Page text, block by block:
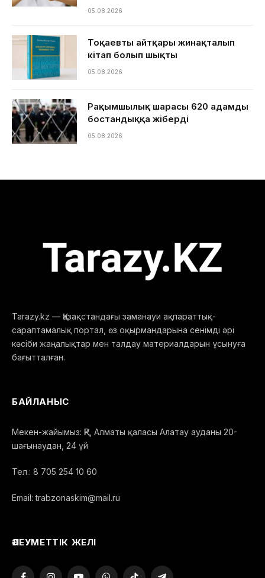
05.08.2026
Тоқаевтың айтқары жинақталып
кітап болып шықты
05.08.2026
Рақымшылық шарасы 620 адамды
бостандыққа жіберді
05.08.2026
Tarazy.kz — Қазақстандағы заманауи ақпараттық-
сараптамалық портал, өз оқырмандарына сенімді әрі
кәсіби жаңалықтар мен талдау материалдарын ұсынуға
бағытталған.
БАЙЛАНЫС
Мекен-жайымыз: ҚР, Алматы қаласы Алатау ауданы 20-
шағынаудан, 24 үй
Тел.: 8 705 254 10 60
Email: trabzonaskim@mail.ru
ӘЛЕУМЕТТІК ЖЕЛІ